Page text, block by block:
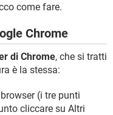
come fare.
Chrome
di Chrome, che si tratti
è la stessa:
(i tre punti
cliccare su Altri